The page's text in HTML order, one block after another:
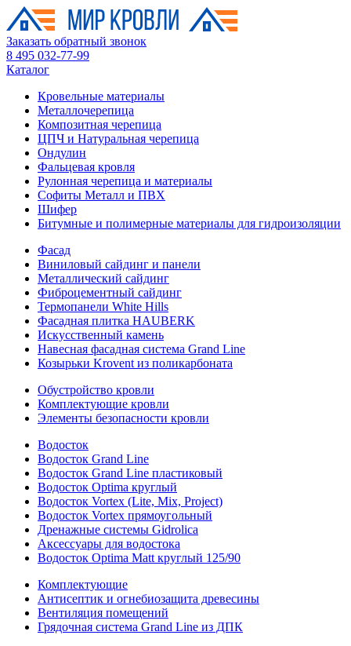
Заказать обратный звонок
8 495 032-77-99
Каталог
Кровельные материалы
Металлочерепица
Композитная черепица
ЦПЧ и Натуральная черепица
Ондулин
Фальцевая кровля
Рулонная черепица и материалы
Софиты Металл и ПВХ
Шифер
Битумные и полимерные материалы для гидроизоляции
Фасад
Виниловый сайдинг и панели
Металлический сайдинг
Фиброцементный сайдинг
Термопанели White Hills
Фасадная плитка HAUBERK
Искусственный камень
Навесная фасадная система Grand Line
Козырьки Krovent из поликарбоната
Обустройство кровли
Комплектующие кровли
Элементы безопасности кровли
Водосток
Водосток Grand Line
Водосток Grand Line пластиковый
Водосток Optima круглый
Водосток Vortex (Lite, Mix, Project)
Водосток Vortex прямоугольный
Дренажные системы Gidrolica
Аксессуары для водостока
Водосток Optima Matt круглый 125/90
Комплектующие
Антисептик и огнебиозащита древесины
Вентиляция помещений
Грядочная система Grand Line из ДПК